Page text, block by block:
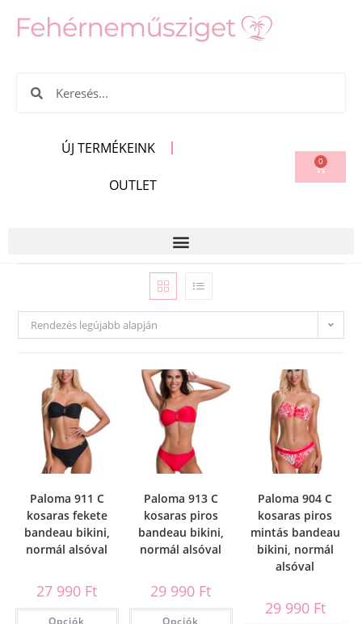
ÚJ TERMÉKEINK
OUTLET
0
Rendezés legújabb alapján
Paloma 911 C
kosaras fekete
bandeau bikini,
normál alsóval
27 990 Ft
Opciók
Paloma 913 C
kosaras piros
bandeau bikini,
normál alsóval
29 990 Ft
Opciók
Paloma 904 C
kosaras piros
mintás bandeau
bikini, normál
alsóval
29 990 Ft